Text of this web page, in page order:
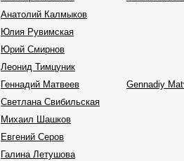
Анатолий Калмыков
Юлия Рувимская
Юрий Смирнов
Леонид Тимцуник
Геннадий Матвеев
Gennadiy
Светлана Свибильская
Михаил Шашков
Евгений Серов
Галина Летушова